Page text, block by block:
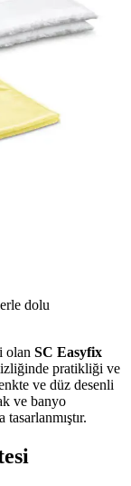
dolu
olan SC Easyfix
pratikliği ve
ve düz desenli
ve banyo